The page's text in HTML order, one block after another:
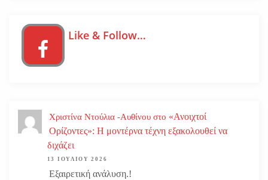
Like & Follow…
Χριστίνα Ντούλια -Αυθίνου στο «Ανοιχτοί
Ορίζοντες»: Η μοντέρνα τέχνη εξακολουθεί να
διχάζει
13 ΙΟΥΛΊΟΥ 2026
Εξαιρετική ανάλυση.!